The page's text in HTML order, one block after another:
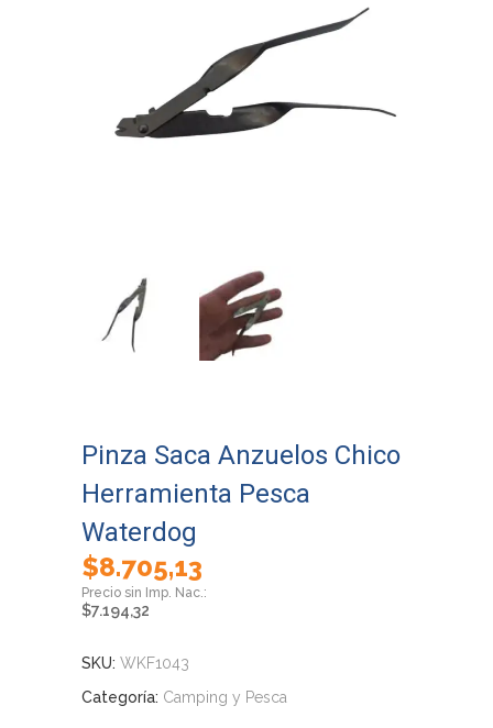
Pinza Saca Anzuelos Chico
Herramienta Pesca
Waterdog
$8.705,13
$7.194,32
SKU: WKF1043
Categoría: Camping y Pesca